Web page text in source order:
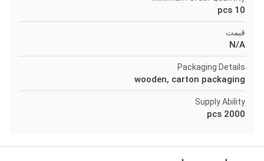
10 pcs
قیمت
N/A
Packaging Details
wooden, carton packaging
Supply Ability
2000 pcs